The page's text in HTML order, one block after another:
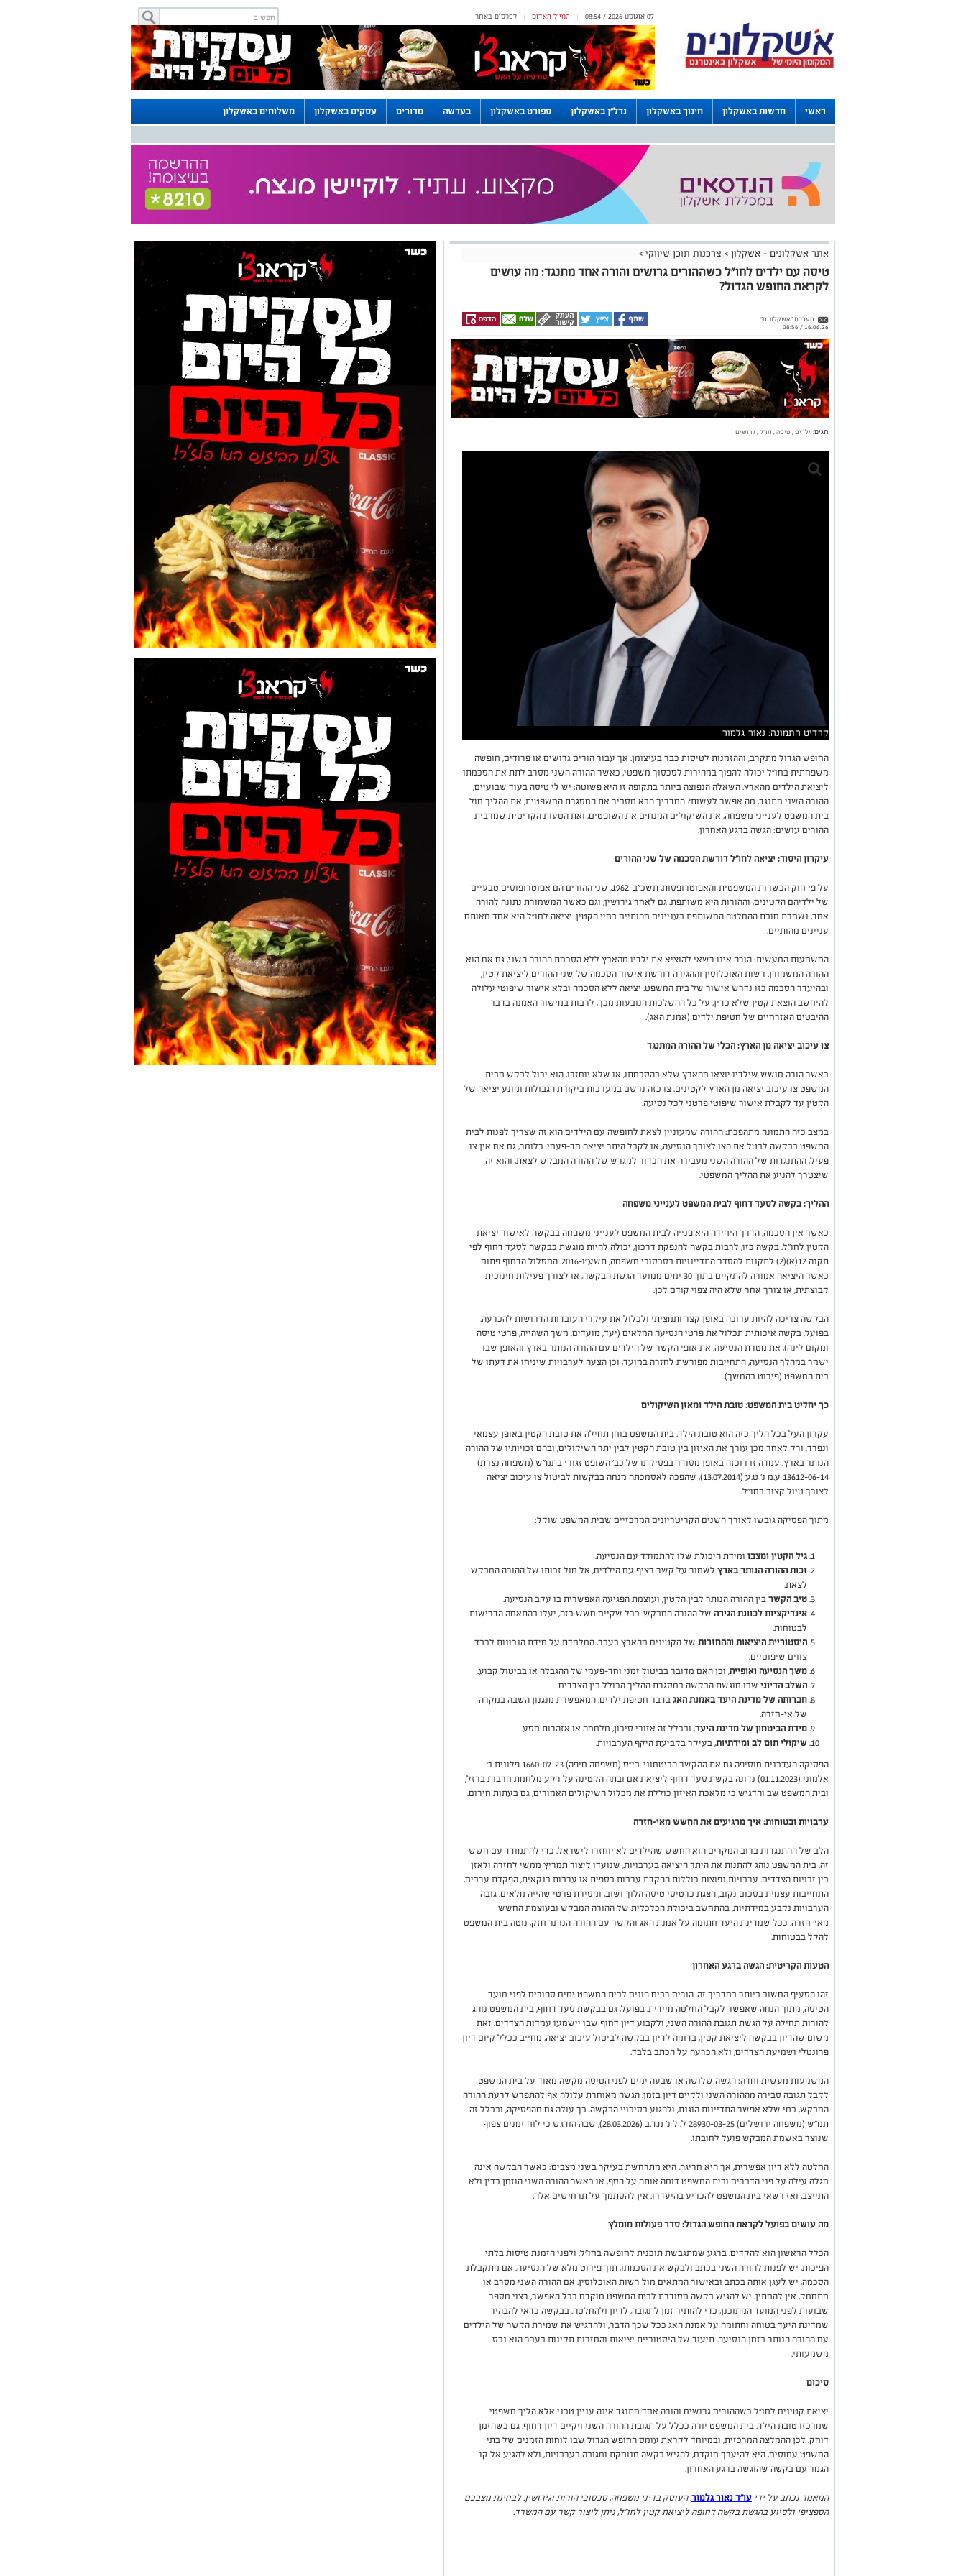
לפרסום באתר | המייל האדום | 07 אוגוסט 2026 / 08:54
ראשי חדשות באשקלון חינוך באשקלון נדל"ן באשקלון ספורט באשקלון בעדשה מדורים עסקים באשקלון משלוחים באשקלון
אתר אשקלונים - אשקלון > צרכנות תוכן שיווקי >
טיסה עם ילדים לחו"ל כשההורים גרושים והורה אחד מתנגד: מה עושים
לקראת החופש הגדול?
מערכת "אשקלונים"
16.06.26 / 08:56
תגים: ילדים, טיסה, חו"ל,גרושים
קרדיט התמונה: נאור גלמור
החופש הגדול מתקרב, וההזמנות לטיסות כבר בעיצומן. אך עבור הורים גרושים או פרודים, חופשה
משפחתית בחו"ל יכולה להפוך במהירות לסכסוך משפטי, כאשר ההורה השני מסרב לתת את הסכמתו
ליציאת הילדים מהארץ. השאלה הנפוצה ביותר בתקופה זו היא פשוטה: יש לי טיסה בעוד שבועיים,
ההורה השני מתנגד, מה אפשר לעשות? המדריך הבא מסביר את המסגרת המשפטית, את ההליך מול
בית המשפט לענייני משפחה, את השיקולים המנחים את השופטים, ואת הטעות הקריטית שמרבית
ההורים עושים: הגשה ברגע האחרון.
עיקרון היסוד: יציאה לחו"ל דורשת הסכמה של שני ההורים
על פי חוק הכשרות המשפטית והאפוטרופסות, תשכ"ב-1962, שני ההורים הם אפוטרופוסים טבעיים
של ילדיהם הקטינים, וההורות היא משותפת. גם לאחר גירושין, וגם כאשר המשמורת נתונה להורה
אחד, נשמרת חובת ההחלטה המשותפת בעניינים מהותיים בחיי הקטין. יציאה לחו"ל היא אחד מאותם
עניינים מהותיים.
המשמעות המעשית: הורה אינו רשאי להוציא את ילדיו מהארץ ללא הסכמת ההורה השני, גם אם הוא
ההורה המשמורן. רשות האוכלוסין וההגירה דורשת אישור הסכמה של שני ההורים ליציאת קטין,
ובהיעדר הסכמה כזו נדרש אישור של בית המשפט. יציאה ללא הסכמה ובלא אישור שיפוטי עלולה
להיחשב הוצאת קטין שלא כדין, על כל ההשלכות הנובעות מכך, לרבות במישור האמנה בדבר
ההיבטים האזרחיים של חטיפת ילדים (אמנת האג).
צו עיכוב יציאה מן הארץ: הכלי של ההורה המתנגד
כאשר הורה חושש שילדיו יוצאו מהארץ שלא בהסכמתו, או שלא יוחזרו, הוא יכול לבקש מבית
המשפט צו עיכוב יציאה מן הארץ לקטינים. צו כזה נרשם במערכות ביקורת הגבולות ומונע יציאה של
הקטין עד לקבלת אישור שיפוטי פרטני לכל נסיעה.
במצב כזה התמונה מתהפכת: ההורה שמעוניין לצאת לחופשה עם הילדים הוא זה שצריך לפנות לבית
המשפט בבקשה לבטל את הצו לצורך הנסיעה, או לקבל היתר יציאה חד-פעמי. כלומר, גם אם אין צו
פעיל, ההתנגדות של ההורה השני מעבירה את הכדור למגרש של ההורה המבקש לצאת, והוא זה
שיצטרך להניע את ההליך המשפטי.
ההליך: בקשה לסעד דחוף לבית המשפט לענייני משפחה
כאשר אין הסכמה, הדרך היחידה היא פנייה לבית המשפט לענייני משפחה בבקשה לאישור יציאת
הקטין לחו"ל. בקשה כזו, לרבות בקשה להנפקת דרכון, יכולה להיות מוגשת כבקשה לסעד דחוף לפי
תקנה 12(א)(2) לתקנות להסדר התדיינויות בסכסוכי משפחה, תשע"ו-2016. המסלול הדחוף פתוח
כאשר היציאה אמורה להתקיים בתוך 30 ימים ממועד הגשת הבקשה, או לצורך פעילות חינוכית
קבוצתית, או צורך אחר שלא היה צפוי קודם לכן.
הבקשה צריכה להיות ערוכה באופן קצר ותמציתי ולכלול את עיקרי העובדות הדרושות להכרעה.
בפועל, בקשה איכותית תכלול את פרטי הנסיעה המלאים (יעד, מועדים, משך השהייה, פרטי טיסה
ומקום לינה), את מטרת הנסיעה, את אופי הקשר של הילדים עם ההורה הנותר בארץ והאופן שבו
ישמר במהלך הנסיעה, התחייבות מפורשת לחזרה במועד, וכן הצעה לערבויות שיניחו את דעתו של
בית המשפט (פירוט בהמשך).
כך יחליט בית המשפט: טובת הילד ומאזן השיקולים
עקרון העל בכל הליך כזה הוא טובת הילד. בית המשפט בוחן תחילה את טובת הקטין באופן עצמאי
ונפרד, ורק לאחר מכן עורך את האיזון בין טובת הקטין לבין יתר השיקולים, ובהם זכויותיו של ההורה
הנותר בארץ. עמדה זו רוכזה באופן מסודר בפסיקתו של כב' השופט זגורי בתמ"ש (משפחה נצרת)
13612-06-14 ע.מ נ' ט.ע (13.07.2014), שהפכה לאסמכתה מנחה בבקשות לביטול צו עיכוב יציאה
לצורך טיול קצוב בחו"ל.
מתוך הפסיקה גובשו לאורך השנים הקריטריונים המרכזיים שבית המשפט שוקל:
גיל הקטין ומצבו ומידת היכולת שלו להתמודד עם הנסיעה.
זכות ההורה הנותר בארץ לשמור על קשר רציף עם הילדים, אל מול זכותו של ההורה המבקש
לצאת.
טיב הקשרבין ההורה הנותר לבין הקטין, ועוצמת הפגיעה האפשרית בו עקב הנסיעה.
אינדיקציות לכוונת הגירה של ההורה המבקש. ככל שקיים חשש כזה, יעלו בהתאמה הדרישות
לבטוחות.
היסטוריית היציאות וההחזרות של הקטינים מהארץ בעבר, המלמדת על מידת הנכונות לכבד
צווים שיפוטיים.
משך הנסיעה ואופייה, וכן האם מדובר בביטול זמני וחד-פעמי של ההגבלה או בביטול קבוע.
השלב הדיוני שבו מוגשת הבקשה במסגרת ההליך הכולל בין הצדדים.
חברותה של מדינת היעד באמנת האגבדבר חטיפת ילדים, המאפשרת מנגנון השבה במקרה
של אי-חזרה.
מידת הביטחון של מדינת היעד, ובכלל זה אזורי סיכון, מלחמה או אזהרות מסע.
שיקולי תום לב ומידתיות, בעיקר בקביעת היקף הערבויות.
הפסיקה העדכנית מוסיפה גם את ההקשר הביטחוני. בי"ס (משפחה חיפה) 1660-07-23 פלונית נ'
אלמוני (01.11.2023) נדונה בקשת סעד דחוף ליציאת אם ובתה הקטינה על רקע מלחמת חרבות ברזל,
ובית המשפט שב והדגיש כי מלאכת האיזון כוללת את מכלול השיקולים האמורים, גם בעתות חירום.
ערבויות ובטוחות: איך מרגיעים את החשש מאי-חזרה
הלב של ההתנגדות ברוב המקרים הוא החשש שהילדים לא יוחזרו לישראל. כדי להתמודד עם חשש
זה, בית המשפט נוהג להתנות את היתר היציאה בערבויות, שנועדו ליצור תמריץ ממשי לחזרה ולאזן
בין זכויות הצדדים. ערבויות נפוצות כוללות הפקדת ערבות כספית או ערבות בנקאית, הפקדת ערבים,
התחייבות עצמית בסכום נקוב, הצגת כרטיסי טיסה הלוך ושוב, ומסירת פרטי שהייה מלאים. גובה
הערבויות נקבע במידתיות, בהתחשב ביכולת הכלכלית של ההורה המבקש ובעוצמת החשש
מאי-חזרה. ככל שמדינת היעד חתומה על אמנת האג והקשר עם ההורה הנותר חזק, נוטה בית המשפט
להקל בבטוחות.
הטעות הקריטית: הגשה ברגע האחרון
זהו הסעיף החשוב ביותר במדריך זה. הורים רבים פונים לבית המשפט ימים ספורים לפני מועד
הטיסה, מתוך הנחה שאפשר לקבל החלטה מיידית. בפועל, גם בבקשת סעד דחוף, בית המשפט נוהג
להורות תחילה על הגשת תגובת ההורה השני, ולקבוע דיון דחוף שבו יישמעו עמדות הצדדים. זאת
משום שהדיון בבקשה ליציאת קטין, בדומה לדיון בבקשה לביטול עיכוב יציאה, מחייב ככלל קיום דיון
פרונטלי ושמיעת הצדדים, ולא הכרעה על הכתב בלבד.
המשמעות מעשית וחדה: הגשה שלושה או שבעה ימים לפני הטיסה מקשה מאוד על בית המשפט
לקבל תגובה סבירה מההורה השני ולקיים דיון בזמן. הגשה מאוחרת עלולה אף להתפרש לרעת ההורה
המבקש, כמי שלא אפשר התדיינות הוגנת, ולפגוע בסיכויי הבקשה. כך עולה גם מהפסיקה, ובכלל זה
תמ"ש (משפחה ירושלים) 28930-03-25 ל. ל נ' מ.ד.ב (28.03.2026), שבה הודגש כי לוח זמנים צפוף
שנוצר באשמת המבקש פועל לחובתו.
החלטה ללא דיון אפשרית, אך היא חריגה. היא מתרחשת בעיקר בשני מצבים: כאשר הבקשה אינה
מגלה עילה על פני הדברים ובית המשפט דוחה אותה על הסף, או כאשר ההורה השני הוזמן כדין ולא
התייצב, ואז רשאי בית המשפט להכריע בהיעדרו. אין להסתמך על תרחישים אלה.
מה עושים בפועל לקראת החופש הגדול: סדר פעולות מומלץ
הכלל הראשון הוא להקדים. ברגע שמתגבשת תוכנית לחופשה בחו"ל, ולפני הזמנת טיסות בלתי
הפיכות, יש לפנות להורה השני בכתב ולבקש את הסכמתו, תוך פירוט מלא של הנסיעה. אם מתקבלת
הסכמה, יש לעגן אותה בכתב ובאישור המתאים מול רשות האוכלוסין. אם ההורה השני מסרב או
מתחמק, אין להמתין. יש להגיש בקשה מסודרת לבית המשפט מוקדם ככל האפשר, רצוי מספר
שבועות לפני המועד המתוכנן, כדי להותיר זמן לתגובה, לדיון ולהחלטה. בבקשה כדאי להבהיר
שמדינת היעד בטוחה וחתומה על אמנת האג ככל שכך הדבר, ולהדגיש את שמירת הקשר של הילדים
עם ההורה הנותר בזמן הנסיעה. תיעוד של היסטוריית יציאות והחזרות תקינות בעבר הוא נכס
משמעותי.
סיכום
יציאת קטינים לחו"ל כשההורים גרושים והורה אחד מתנגד אינה עניין טכני אלא הליך משפטי
שמרכזו טובת הילד. בית המשפט יורה ככלל על תגובת ההורה השני ויקיים דיון דחוף, גם כשהזמן
דוחק. לכן ההמלצה המרכזית, ובמיוחד לקראת עומס החופש הגדול שבו לוחות הזמנים של בתי
המשפט עמוסים, היא להיערך מוקדם, להגיש בקשה מנומקת ומגובה בערבויות, ולא להגיע אל קו
הגמר עם בקשה שהוגשה ברגע האחרון.
המאמר נכתב על ידי עו"ד נאור גלמור, העוסק בדיני משפחה, סכסוכי הורות וגירושין. לבחינת מצבכם
הספציפי ולסיוע בהגשת בקשה דחופה ליציאת קטין לחו"ל, ניתן ליצור קשר עם המשרד.